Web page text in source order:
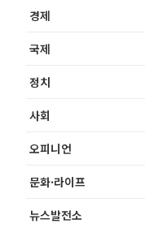
경제
국제
정치
사회
오피니언
문화·라이프
뉴스발전소